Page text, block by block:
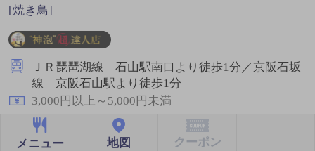
[焼き鳥]
ＪＲ琵琶湖線 石山駅南口より徒歩1分／京阪石坂
線 京阪石山駅より徒歩1分
3,000円以上～5,000円未満
メニュー 地図 クーポン